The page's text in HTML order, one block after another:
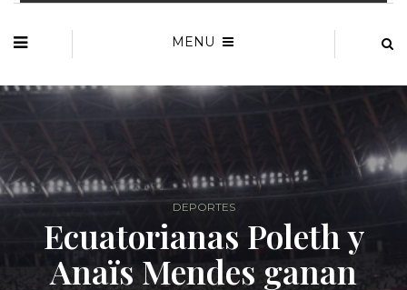
MENU
DEPORTES
Ecuatorianas Poleth y
Anaïs Mendes ganan